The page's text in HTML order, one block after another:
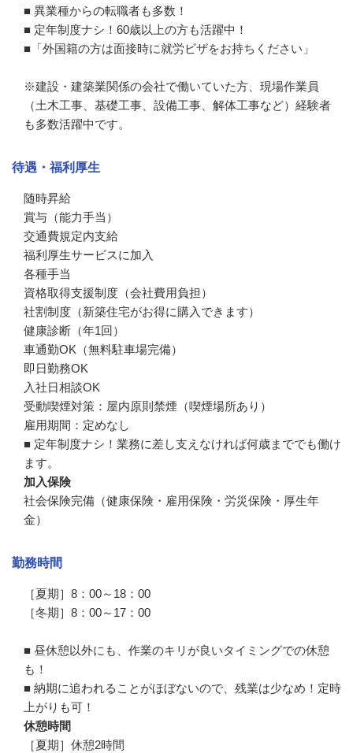
■ 異業種からの転職者も多数！
■ 定年制度ナシ！60歳以上の方も活躍中！
■「外国籍の方は面接時に就労ビザをお持ちください」
※建設・建築業関係の会社で働いていた方、現場作業員
（土木工事、基礎工事、設備工事、解体工事など）経験者
も多数活躍中です。
待遇・福利厚生
随時昇給
賞与（能力手当）
交通費規定内支給
福利厚生サービスに加入
各種手当
資格取得支援制度（会社費用負担）
社割制度（新築住宅がお得に購入できます）
健康診断（年1回）
車通勤OK（無料駐車場完備）
即日勤務OK
入社日相談OK
受動喫煙対策：屋内原則禁煙（喫煙場所あり）
雇用期間：定めなし
■ 定年制度ナシ！業務に差し支えなければ何歳まででも働け
ます。
加入保険
社会保険完備（健康保険・雇用保険・労災保険・厚生年
金）
勤務時間
［夏期］8：00～18：00
［冬期］8：00～17：00
■ 昼休憩以外にも、作業のキリが良いタイミングでの休憩
も！
■ 納期に追われることがほぼないので、残業は少なめ！定時
上がりも可！
休憩時間
［夏期］休憩2時間